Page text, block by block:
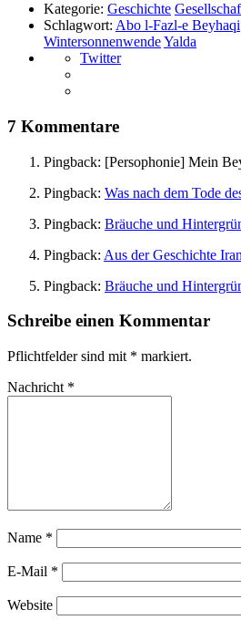
Kategorie: Geschichte
Schlagwort: Abo l-Fazl-e Beyhaqi
WintersonnenwendeYalda
Twitter
7 Kommentare
Pingback: [Persophonie] Mein
Pingback: Was nach dem Tode
Pingback: Bräuche und
Pingback: Aus der Geschichte
Pingback: Bräuche und
Schreibe einen Kommentar
Pflichtfelder sind mit * markiert.
Nachricht *
Name *
E-Mail *
Website